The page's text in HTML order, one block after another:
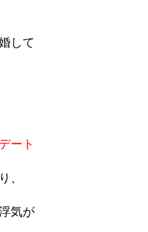
して
ート
、
気が